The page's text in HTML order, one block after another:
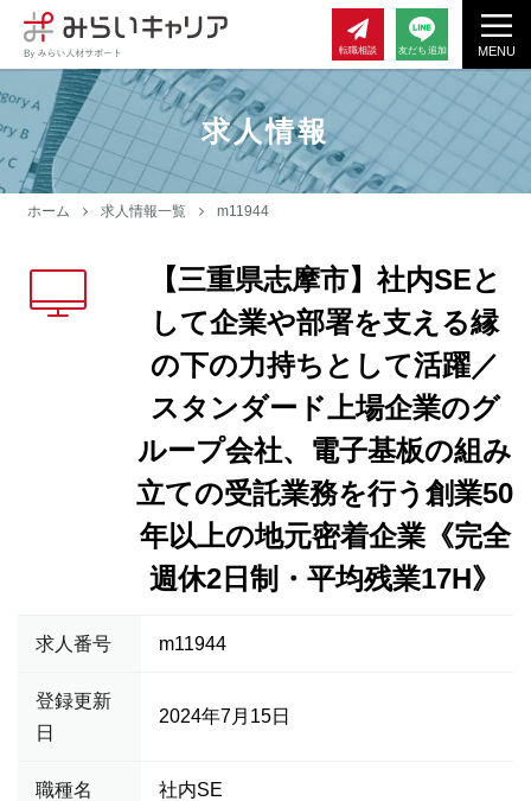
MENU
転職相談 友だち追加
求人情報
ホーム 求人情報一覧 m11944
【三重県志摩市】社内SEと
して企業や部署を支える縁
の下の力持ちとして活躍／
スタンダード上場企業のグ
ループ会社、電子基板の組み
立ての受託業務を行う創業50
年以上の地元密着企業《完全
週休2日制・平均残業17H》
求人番号 m11944
登録更新
日
2024年7月15日
職種名 社内SE